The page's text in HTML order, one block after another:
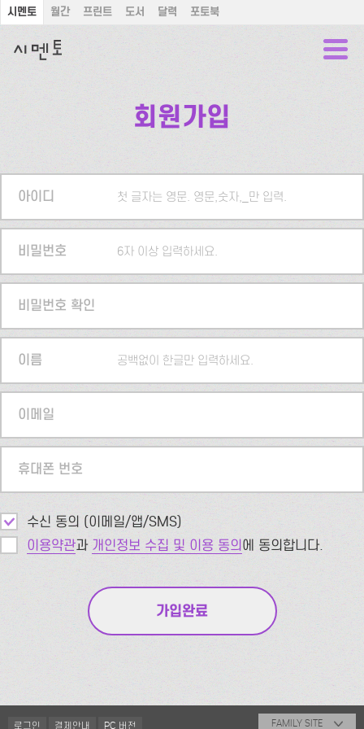
시멘토 월간 프린트 도서 달력 포토북
회원가입
아이디 첫 글자는 영문. 영문,숫자,_만 입력.
비밀번호 6자 이상 입력하세요.
비밀번호 확인
이름 공백없이 한글만 입력하세요.
이메일
휴대폰 번호
수신 동의 (이메일/앱/SMS)
이용약관과 개인정보 수집 및 이용 동의에 동의합니다.
로그인 결제안내 PC 버전 FAMILY SITE